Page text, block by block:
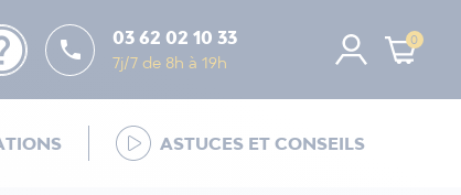
 03 62 02 10 33
7j/7 de 8h à 19h
0
ASTUCES ET CONSEILS